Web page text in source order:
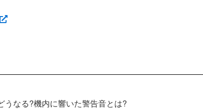
うなる?機内に響いた警告音とは?